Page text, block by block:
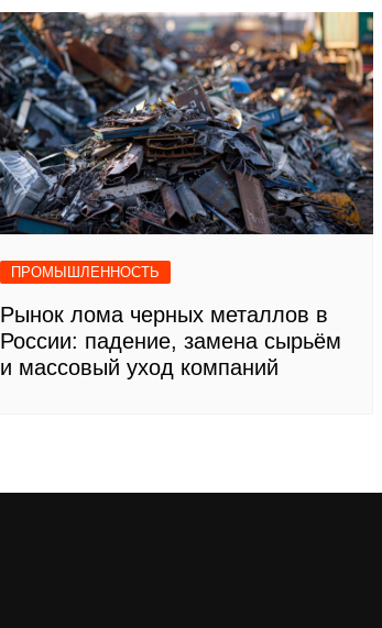
ПРОМЫШЛЕННОСТЬ
Рынок лома черных металлов в
России: падение, замена сырьём
и массовый уход компаний